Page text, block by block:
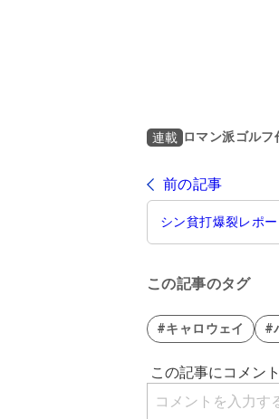
連載 ロマン派ゴルフ
前の記事
シン貧打爆裂レポ
この記事のタグ
#キャロウェイ #